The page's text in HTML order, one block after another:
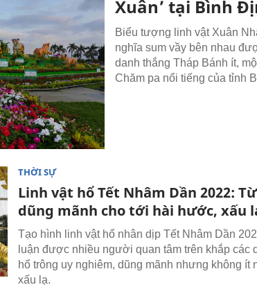
Xuân’ tại Bình
Biểu tượng linh vật Xuân
nghĩa sum vầy bên nhau
danh thắng Tháp Bánh ít,
Chăm pa nổi tiếng của tỉnh
THỜI SỰ
Linh vật hổ Tết Nhâm Dần 2022:
dũng mãnh cho tới hài hước, xấu
Tạo hình linh vật hổ nhân dịp Tết Nhâm Dần
luận được nhiều người quan tâm trên khắp các
hổ trông uy nghiêm, dũng mãnh nhưng không ít
xấu lạ.